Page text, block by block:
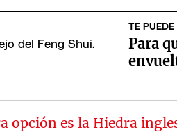
TE PUEDE
Para
opción es la Hiedra